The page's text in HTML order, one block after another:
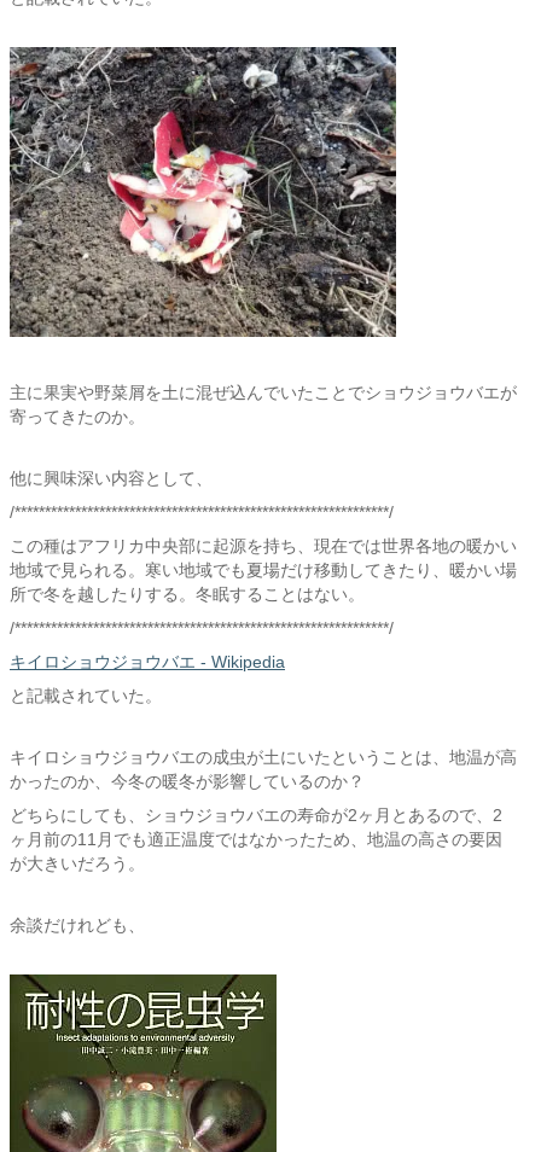
主に果実や野菜屑を土に混ぜ込んでいたことでショウジョウバエが
寄ってきたのか。
他に興味深い内容として、
/**************************************************************/
この種はアフリカ中央部に起源を持ち、現在では世界各地の暖かい
地域で見られる。寒い地域でも夏場だけ移動してきたり、暖かい場
所で冬を越したりする。冬眠することはない。
/**************************************************************/
キイロショウジョウバエ - Wikipedia
と記載されていた。
キイロショウジョウバエの成虫が土にいたということは、地温が高
かったのか、今冬の暖冬が影響しているのか？
どちらにしても、ショウジョウバエの寿命が2ヶ月とあるので、2
ヶ月前の11月でも適正温度ではなかったため、地温の高さの要因
が大きいだろう。
余談だけれども、